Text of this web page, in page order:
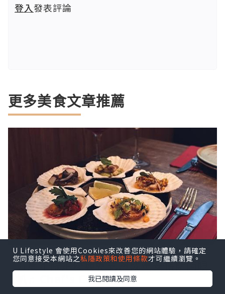
登入發表評論
更多美食文章推薦
五周年限定慶典乾式熟成黑安格斯肉眼
扒♫ Chef's Cuts
U Lifestyle 會使用Cookies來改善您的網站體驗，請確定
您同意接受本網站之私隱政策和使用條款才可繼續瀏覽。
我已閱讀及同意